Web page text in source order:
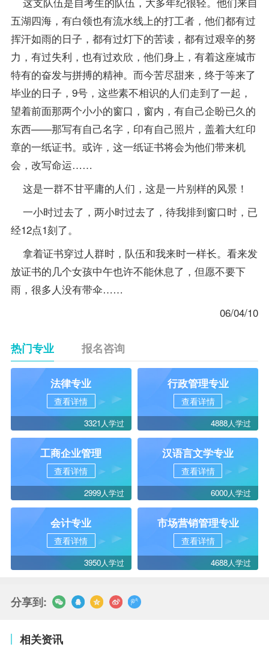
五湖四海，有白领也有流水线上的打工者，他们都有过
挥汗如雨的日子，都有过灯下的苦读，都有过艰辛的努
力，有过失利，也有过欢欣，他们身上，有着这座城市
特有的奋发与拼搏的精神。而今苦尽甜来，终于等来了
毕业的日子，9号，这些素不相识的人们走到了一起，
望着前面那两个小小的窗口，窗内，有自己企盼已久的
东西——那写有自己名字，印有自己照片，盖着大红印
章的一纸证书。或许，这一纸证书将会为他们带来机
会，改写命运……
这是一群不甘平庸的人们，这是一片别样的风景！
一小时过去了，两小时过去了，待我排到窗口时，已
经12点1刻了。
拿着证书穿过人群时，队伍和我来时一样长。看来发
放证书的几个女孩中午也许不能休息了，但愿不要下
雨，很多人没有带伞……
06/04/10
热门专业 报名咨询
法律专业
查看详情
3321人学过
行政管理专业
查看详情
4888人学过
工商企业管理
查看详情
2999人学过
汉语言文学专业
查看详情
6000人学过
会计专业
查看详情
3950人学过
市场营销管理专业
查看详情
4688人学过
分享到:
相关资讯